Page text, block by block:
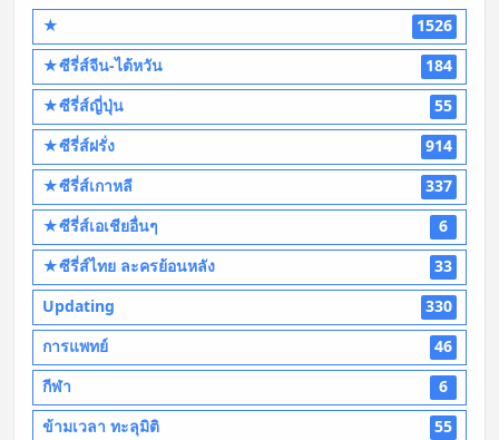
★
1526
★ซีรี่ส์จีน-ไต้หวัน
184
★ซีรี่ส์ญี่ปุ่น
55
★ซีรี่ส์ฝรั่ง
914
★ซีรี่ส์เกาหลี
337
★ซีรี่ส์เอเชียอื่นๆ
6
★ซีรี่ส์ไทย ละครย้อนหลัง
33
Updating
330
การแพทย์
46
กีฬา
6
ข้ามเวลา ทะลุมิติ
55